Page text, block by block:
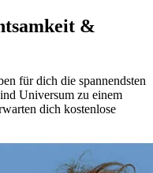
&
für dich die spannendsten
Universum zu einem
dich kostenlose